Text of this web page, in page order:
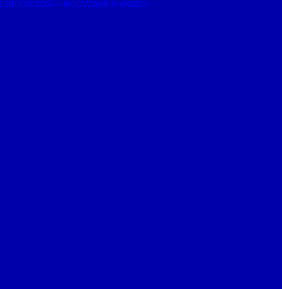
EDITION 2026 – NOUVEAUX RIVAGES